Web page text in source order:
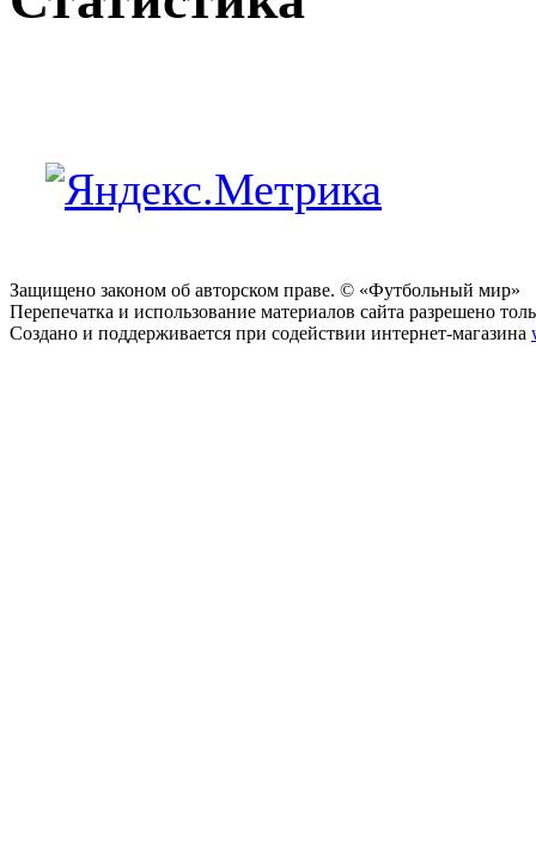
Защищено законом об авторском праве. © «Футбольный мир»
Перепечатка и использование материалов сайта разрешено
Создано и поддерживается при содействии интернет-магазина